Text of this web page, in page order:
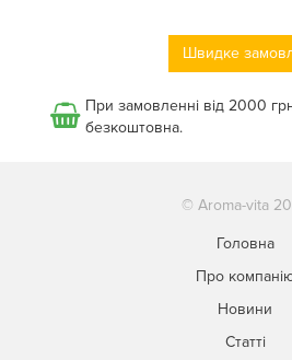
Швидке
При замовленні від 2000
безкоштовна.
© Aroma-vita
Головна
Про
Новини
Статті